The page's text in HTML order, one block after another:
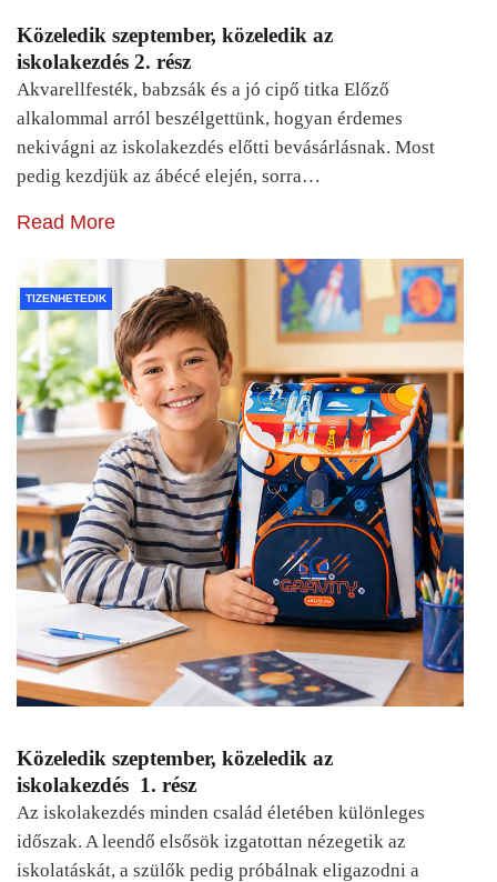
Közeledik szeptember, közeledik az
iskolakezdés 2. rész
Akvarellfesték, babzsák és a jó cipő titka Előző
alkalommal arról beszélgettünk, hogyan érdemes
nekivágni az iskolakezdés előtti bevásárlásnak. Most
pedig kezdjük az ábécé elején, sorra…
Read More
TIZENHETEDIK
Közeledik szeptember, közeledik az
iskolakezdés 1. rész
Az iskolakezdés minden család életében különleges
időszak. A leendő elsősök izgatottan nézegetik az
iskolatáskát, a szülők pedig próbálnak eligazodni a